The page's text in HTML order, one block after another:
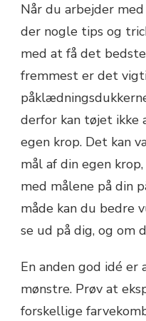
Når du arbejder
der nogle tips og
med at få det
fremmest er det
derfor kan tøjet ikke
egen krop. Det kan
mål af din egen
med målene på din
måde kan du bedre
se ud på dig, og om
En anden god idé er
mønstre. Prøv at
forskellige